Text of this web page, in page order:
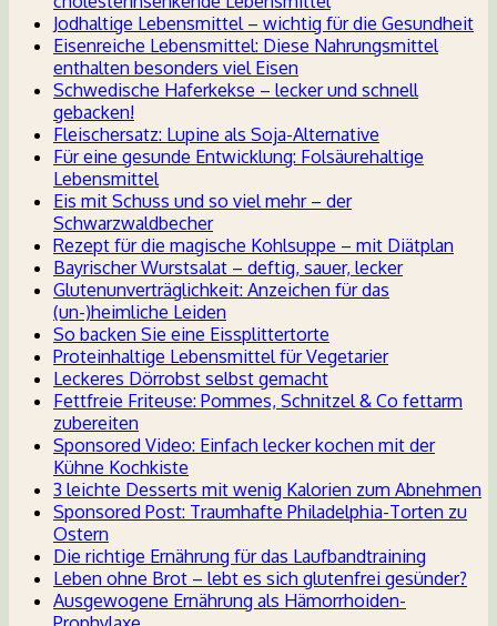
Jodhaltige Lebensmittel – wichtig für die Gesundheit
Eisenreiche Lebensmittel: Diese Nahrungsmittel
enthalten besonders viel Eisen
Schwedische Haferkekse – lecker und schnell
gebacken!
Fleischersatz: Lupine als Soja-Alternative
Für eine gesunde Entwicklung: Folsäurehaltige
Lebensmittel
Eis mit Schuss und so viel mehr – der
Schwarzwaldbecher
Rezept für die magische Kohlsuppe – mit Diätplan
Bayrischer Wurstsalat – deftig, sauer, lecker
Glutenunverträglichkeit: Anzeichen für das
(un-)heimliche Leiden
So backen Sie eine Eissplittertorte
Proteinhaltige Lebensmittel für Vegetarier
Leckeres Dörrobst selbst gemacht
Fettfreie Friteuse: Pommes, Schnitzel & Co fettarm
zubereiten
Sponsored Video: Einfach lecker kochen mit der
Kühne Kochkiste
3 leichte Desserts mit wenig Kalorien zum Abnehmen
Sponsored Post: Traumhafte Philadelphia-Torten zu
Ostern
Die richtige Ernährung für das Laufbandtraining
Leben ohne Brot – lebt es sich glutenfrei gesünder?
Ausgewogene Ernährung als Hämorrhoiden-